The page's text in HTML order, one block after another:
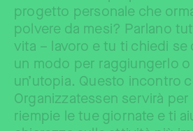
progetto personale che
polvere da mesi? Parlano
vita – lavoro e tu ti chiedi se
un modo per raggiungerlo
un’utopia. Questo incontro
Organizzatessen servirà
riempie le tue giornate e ti